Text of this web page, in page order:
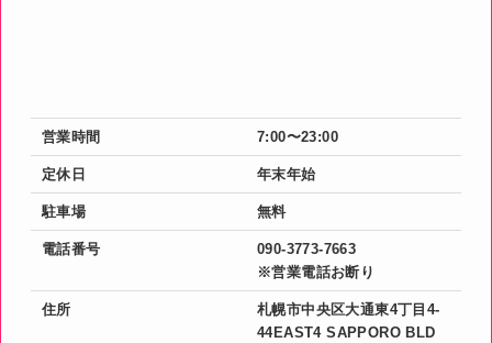
営業時間 7:00〜23:00
定休日 年末年始
駐車場 無料
電話番号
090-3773-7663
※営業電話お断り
住所
札幌市中央区大通東4丁目4-
44EAST4 SAPPORO BLD